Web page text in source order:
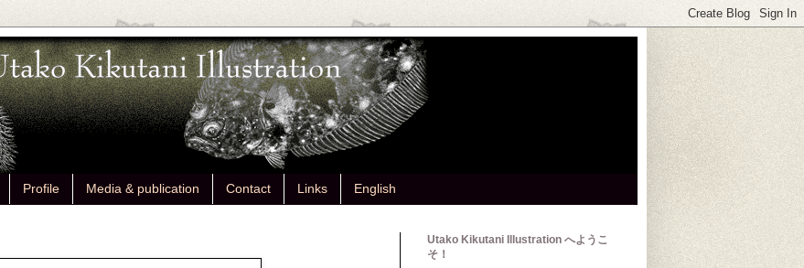
Profile Media & publication Contact Links English
Utako Kikutani Illustration へようこ
そ！